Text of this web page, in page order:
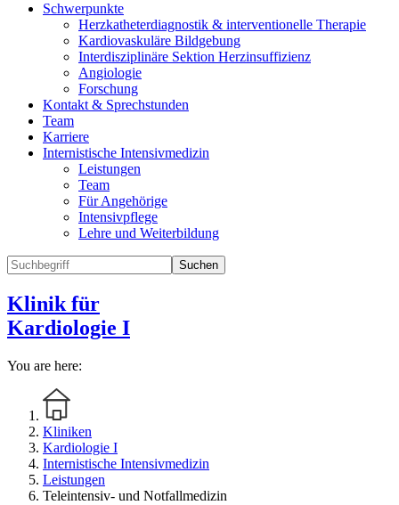
Schwerpunkte
Herzkatheterdiagnostik & interventionelle Therapie
Kardiovaskuläre Bildgebung
Interdisziplinäre Sektion Herzinsuffizienz
Angiologie
Forschung
Kontakt & Sprechstunden
Team
Karriere
Internistische Intensivmedizin
Leistungen
Team
Für Angehörige
Intensivpflege
Lehre und Weiterbildung
Suchen
Klinik für
Kardiologie I
You are here:
Kliniken
Kardiologie I
Internistische Intensivmedizin
Leistungen
Teleintensiv- und Notfallmedizin